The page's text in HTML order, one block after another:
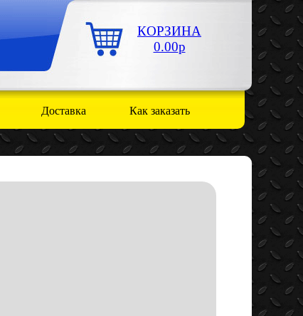
КОРЗИНА
0.00р
Доставка Как заказать